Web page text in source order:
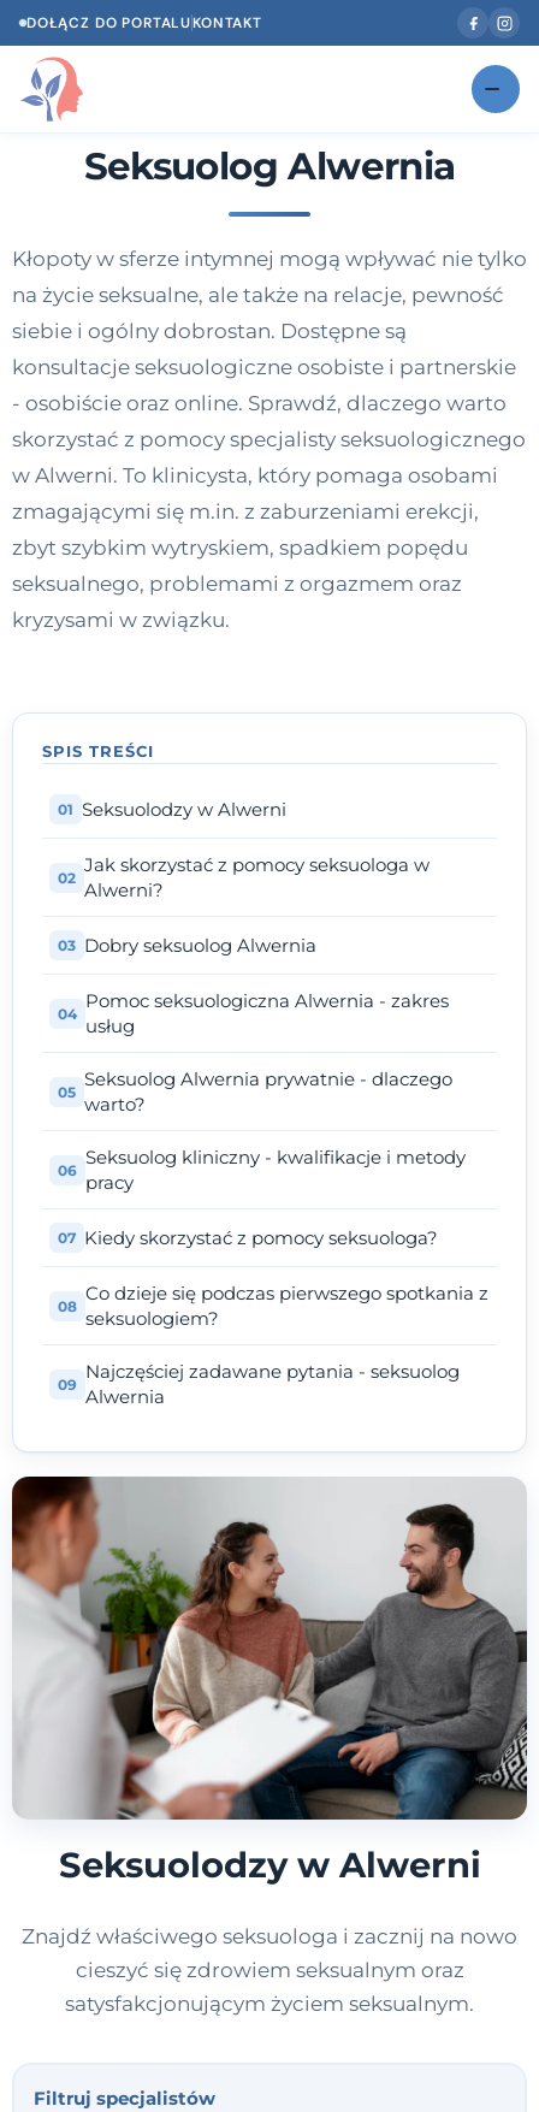
DOŁĄCZ DO PORTALUKONTAKT
Znajdź swojego specjalistę NOWOŚĆ
Według specjalizacji
Diagnozy psychologiczne
Dawka wiedzy
Dla specjalistów
Kontakt
Seksuolog Alwernia
Kłopoty w sferze intymnej mogą wpływać nie tylko
na życie seksualne, ale także na relacje, pewność
siebie i ogólny dobrostan. Dostępne są
konsultacje seksuologiczne osobiste i partnerskie
- osobiście oraz online. Sprawdź, dlaczego warto
skorzystać z pomocy specjalisty seksuologicznego
w Alwerni. To klinicysta, który pomaga osobami
zmagającymi się m.in. z zaburzeniami erekcji,
zbyt szybkim wytryskiem, spadkiem popędu
seksualnego, problemami z orgazmem oraz
kryzysami w związku.
SPIS TREŚCI
Seksuolodzy w Alwerni
Jak skorzystać z pomocy seksuologa w
Alwerni?
Dobry seksuolog Alwernia
Pomoc seksuologiczna Alwernia - zakres
usług
Seksuolog Alwernia prywatnie - dlaczego
warto?
Seksuolog kliniczny - kwalifikacje i metody
pracy
Kiedy skorzystać z pomocy seksuologa?
Co dzieje się podczas pierwszego spotkania z
seksuologiem?
Najczęściej zadawane pytania - seksuolog
Alwernia
Seksuolodzy w Alwerni
Znajdź właściwego seksuologa i zacznij na nowo
cieszyć się zdrowiem seksualnym oraz
satysfakcjonującym życiem seksualnym.
Filtruj specjalistów